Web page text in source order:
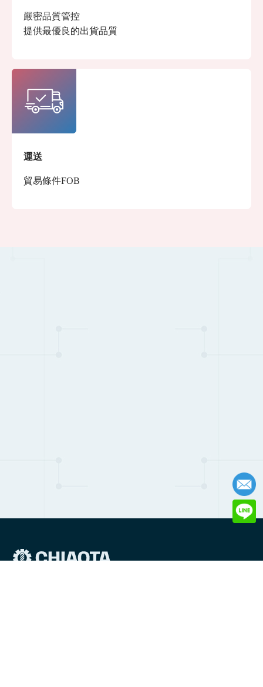
嚴密品質管控
提供最優良的出貨品質
運送
貿易條件FOB